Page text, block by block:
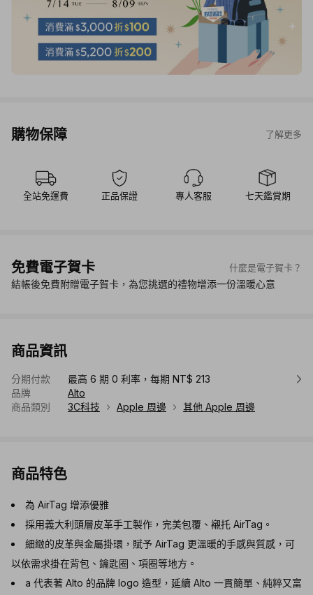
購物保障 了解更多
全站免運費 正品保證 專人客服 七天鑑賞期
免費電子賀卡 什麼是電子賀卡？
結帳後免費附贈電子賀卡，為您挑選的禮物增添一份溫暖心意
商品資訊
分期付款
最高 6 期 0 利率，每期 NT$ 213
品牌
Alto
商品類別
3C科技 Apple 周邊 其他 Apple 周邊
商品特色
為 AirTag 增添優雅
採用義大利頭層皮革手工製作，完美包覆、襯托 AirTag。
細緻的皮革與金屬掛環，賦予 AirTag 更溫暖的手感與質感，可
以依需求掛在背包、鑰匙圈、項圈等地方。
a 代表著 Alto 的品牌 logo 造型，延續 Alto 一貫簡單、純粹又富